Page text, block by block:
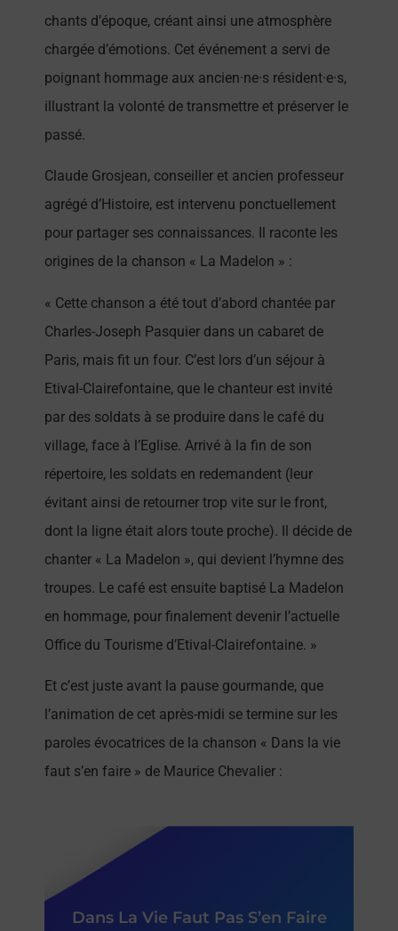
chants d’époque, créant ainsi une atmosphère
chargée d’émotions. Cet événement a servi de
poignant hommage aux ancien·ne·s résident·e·s,
illustrant la volonté de transmettre et préserver le
passé.
Claude Grosjean, conseiller et ancien professeur
agrégé d’Histoire, est intervenu ponctuellement
pour partager ses connaissances. Il raconte les
origines de la chanson « La Madelon » :
« Cette chanson a été tout d’abord chantée par
Charles-Joseph Pasquier dans un cabaret de
Paris, mais fit un four. C’est lors d’un séjour à
Etival-Clairefontaine, que le chanteur est invité
par des soldats à se produire dans le café du
village, face à l’Eglise. Arrivé à la fin de son
répertoire, les soldats en redemandent (leur
évitant ainsi de retourner trop vite sur le front,
dont la ligne était alors toute proche). Il décide de
chanter « La Madelon », qui devient l’hymne des
troupes. Le café est ensuite baptisé La Madelon
en hommage, pour finalement devenir l’actuelle
Office du Tourisme d’Etival-Clairefontaine. »
Et c’est juste avant la pause gourmande, que
l’animation de cet après-midi se termine sur les
paroles évocatrices de la chanson « Dans la vie
faut s’en faire » de Maurice Chevalier :
Dans La Vie Faut Pas S’en Faire